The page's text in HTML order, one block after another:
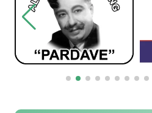
Bordados y